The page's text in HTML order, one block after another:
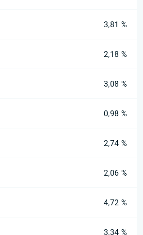
3,81 %
2,18 %
3,08 %
0,98 %
2,74 %
2,06 %
4,72 %
3,34 %